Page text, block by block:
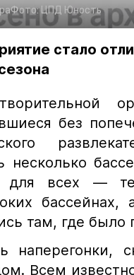
Фото:ЦПД Юность
стало
без
несколько
для всех —
там, где было
наперегонки,
Всем